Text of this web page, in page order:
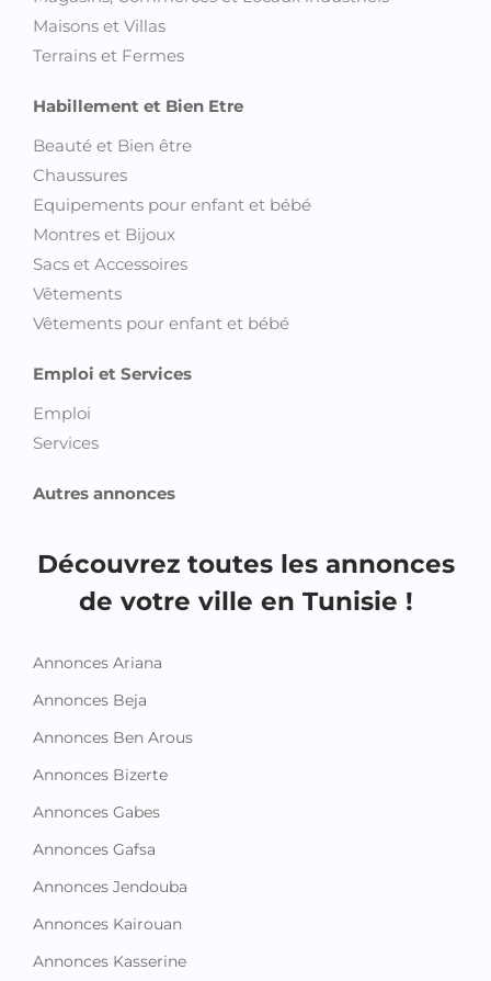
Maisons et Villas
Terrains et Fermes
Habillement et Bien Etre
Beauté et Bien être
Chaussures
Equipements pour enfant et bébé
Montres et Bijoux
Sacs et Accessoires
Vêtements
Vêtements pour enfant et bébé
Emploi et Services
Emploi
Services
Autres annonces
Découvrez toutes les annonces
de votre ville en Tunisie !
Annonces Ariana
Annonces Beja
Annonces Ben Arous
Annonces Bizerte
Annonces Gabes
Annonces Gafsa
Annonces Jendouba
Annonces Kairouan
Annonces Kasserine